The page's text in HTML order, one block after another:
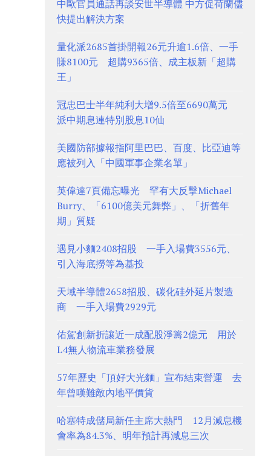
中歐官員通話再談安世半導體 中方促荷蘭儘
快提出解決方案
量化派2685首掛開報26元升逾1.6倍、一手
賺8100元 超購9365倍、成主板新「超購
王」
冠忠巴士半年純利大增9.5倍至6690萬元
派中期息連特別股息10仙
美國防部據報指阿里巴巴、百度、比亞迪等
應被列入「中國軍事企業名單」
英偉達7頁備忘曝光 罕有大反擊Michael
Burry、「6100億美元舞弊」、「折舊年
期」質疑
遇見小麵2408招股 一手入場費3556元、
引入海底撈等為基投
天域半導體2658招股、碳化硅外延片製造
商 一手入場費2929元
佑駕創新折讓近一成配股淨籌2億元 用於
L4無人物流車業務發展
57年歷史「頂好大光麵」宣布結束營運 去
年曾嘆難敵內地平價貨
哈塞特成儲局新任主席大熱門 12月減息機
會率為84.3%、明年預計再減息三次